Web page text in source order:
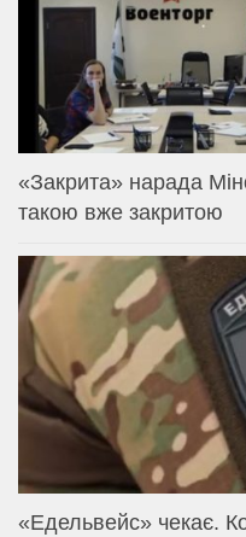
«Закрита» нарада
такою вже закритою
«Едельвейс» чекає.